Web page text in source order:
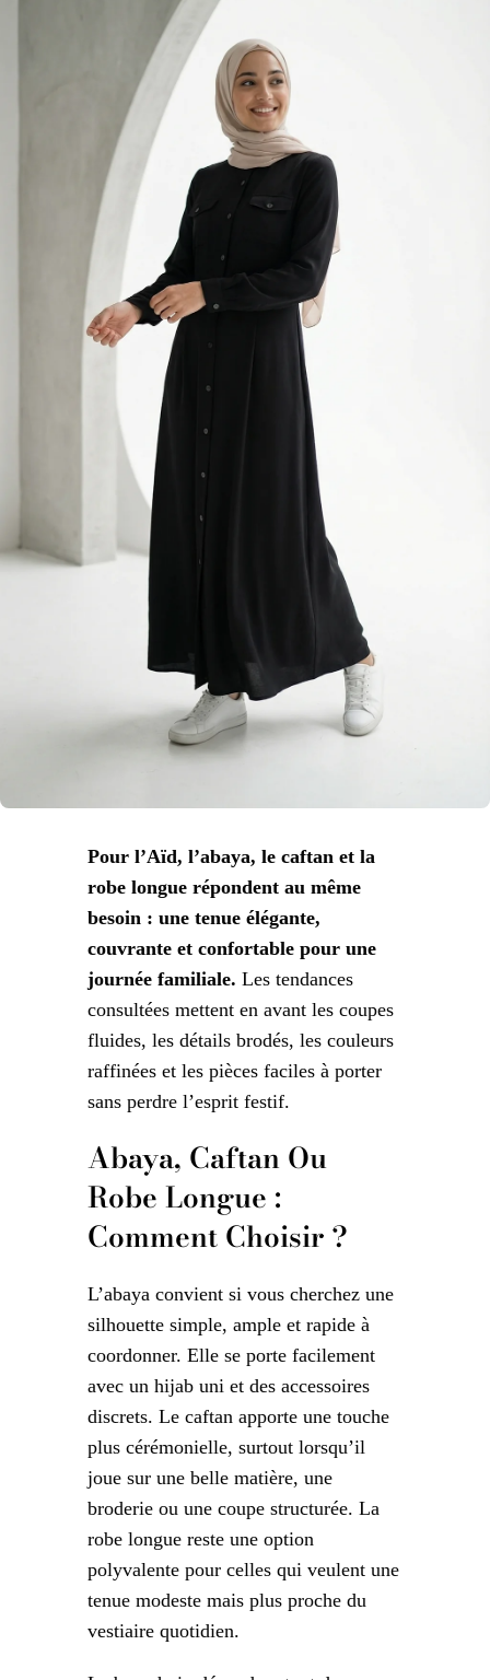
Pour l’Aïd, l’abaya, le caftan et la
robe longue répondent au même
besoin : une tenue élégante,
couvrante et confortable pour une
journée familiale. Les tendances
consultées mettent en avant les coupes
fluides, les détails brodés, les couleurs
raffinées et les pièces faciles à porter
sans perdre l’esprit festif.
Abaya, Caftan Ou
Robe Longue :
Comment Choisir ?
L’abaya convient si vous cherchez une
silhouette simple, ample et rapide à
coordonner. Elle se porte facilement
avec un hijab uni et des accessoires
discrets. Le caftan apporte une touche
plus cérémonielle, surtout lorsqu’il
joue sur une belle matière, une
broderie ou une coupe structurée. La
robe longue reste une option
polyvalente pour celles qui veulent une
tenue modeste mais plus proche du
vestiaire quotidien.